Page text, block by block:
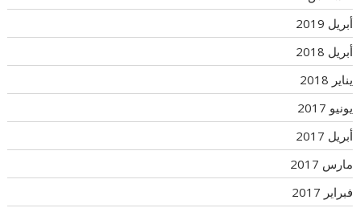
أبريل 2019
أبريل 2018
يناير 2018
يونيو 2017
أبريل 2017
مارس 2017
فبراير 2017